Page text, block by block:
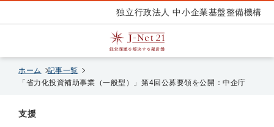
独立行政法人 中小企業基盤整備機構
ホーム
記事一覧
「省力化投資補助事業（一般型）」第4回公募要領を公開：中企庁
支援